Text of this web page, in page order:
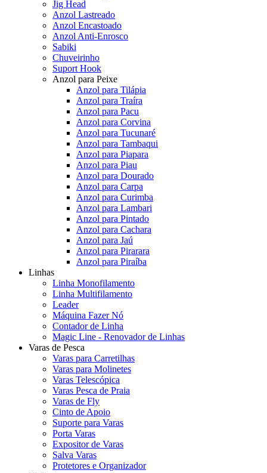
Jig Head
Anzol Lastreado
Anzol Encastoado
Anzol Anti-Enrosco
Sabiki
Chuveirinho
Suport Hook
Anzol para Peixe
Anzol para Tilápia
Anzol para Traíra
Anzol para Pacu
Anzol para Corvina
Anzol para Tucunaré
Anzol para Tambaqui
Anzol para Piapara
Anzol para Piau
Anzol para Dourado
Anzol para Carpa
Anzol para Curimba
Anzol para Lambari
Anzol para Pintado
Anzol para Cachara
Anzol para Jaú
Anzol para Pirarara
Anzol para Piraíba
Linhas
Linha Monofilamento
Linha Multifilamento
Leader
Máquina Fazer Nó
Contador de Linha
Magic Line - Renovador de Linhas
Varas de Pesca
Varas para Carretilhas
Varas para Molinetes
Varas Telescópica
Varas Pesca de Praia
Varas de Fly
Cinto de Apoio
Suporte para Varas
Porta Varas
Expositor de Varas
Salva Varas
Protetores e Organizador